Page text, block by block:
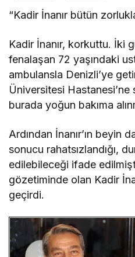
“Kadir İnanır bütün
Kadir İnanır, korkuttu. İki
fenalaşan 72 yaşındaki
ambulansla Denizli’ye
Üniversitesi Hastanesi’ne
burada yoğun bakıma
Ardından İnanır’ın beyin
sonucu rahatsızlandığı,
edilebileceği ifade
gözetiminde olan Kadir
geçirdi.